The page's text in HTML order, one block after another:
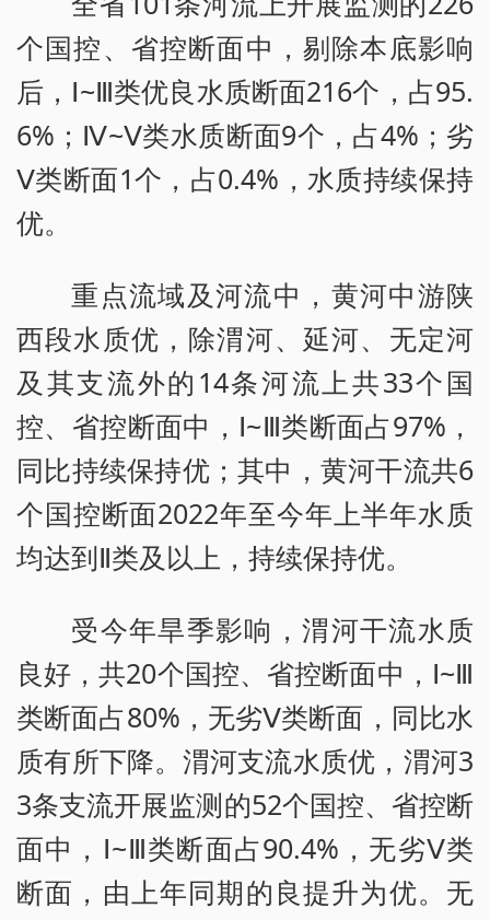
个国控、省控断面中，剔除本底影响
后，Ⅰ~Ⅲ类优良水质断面216个，占95.
6%；Ⅳ~Ⅴ类水质断面9个，占4%；劣
Ⅴ类断面1个，占0.4%，水质持续保持
优。
重点流域及河流中，黄河中游陕
西段水质优，除渭河、延河、无定河
及其支流外的14条河流上共33个国
控、省控断面中，Ⅰ~Ⅲ类断面占97%，
同比持续保持优；其中，黄河干流共6
个国控断面2022年至今年上半年水质
均达到Ⅱ类及以上，持续保持优。
受今年旱季影响，渭河干流水质
良好，共20个国控、省控断面中，Ⅰ~Ⅲ
类断面占80%，无劣Ⅴ类断面，同比水
质有所下降。渭河支流水质优，渭河3
3条支流开展监测的52个国控、省控断
面中，Ⅰ~Ⅲ类断面占90.4%，无劣Ⅴ类
断面，由上年同期的良提升为优。无